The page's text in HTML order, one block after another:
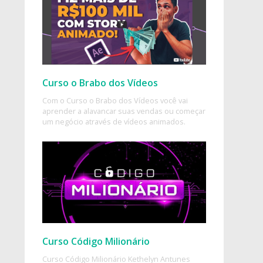
Curso o Brabo dos Vídeos
Com o Curso o Brabo dos Vídeos você vai
aprender a alavancar suas vendas ou começar
um negócio através de vídeos animados.
Curso Código Milionário
Curso Código Milionário Kethelyn Antunes